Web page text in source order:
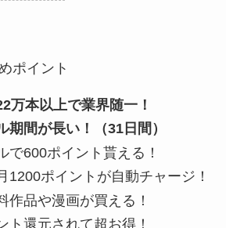
ポイント
万本以上で業界随一！
期間が長い！（31日間）
で600ポイント貰える！
1200ポイントが自動チャージ！
作品や漫画が買える！
ト還元されて超お得！